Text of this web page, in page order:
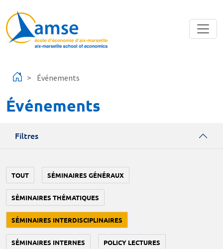
Événements
Événements
Filtres
TOUT SÉMINAIRES GÉNÉRAUX
SÉMINAIRES THÉMATIQUES
SÉMINAIRES INTERDISCIPLINAIRES
SÉMINAIRES INTERNES POLICY LECTURES